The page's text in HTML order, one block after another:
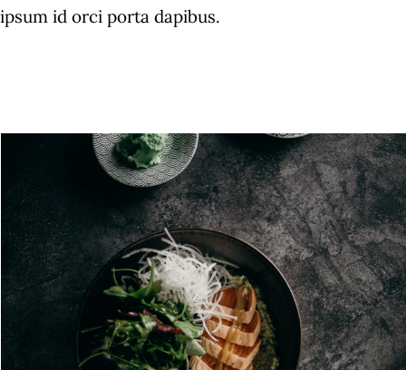
ipsum id orci porta dapibus.